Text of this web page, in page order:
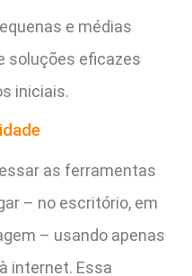
e médias
soluções eficazes
iniciais.
as ferramentas
– no escritório, em
– usando apenas
internet. Essa